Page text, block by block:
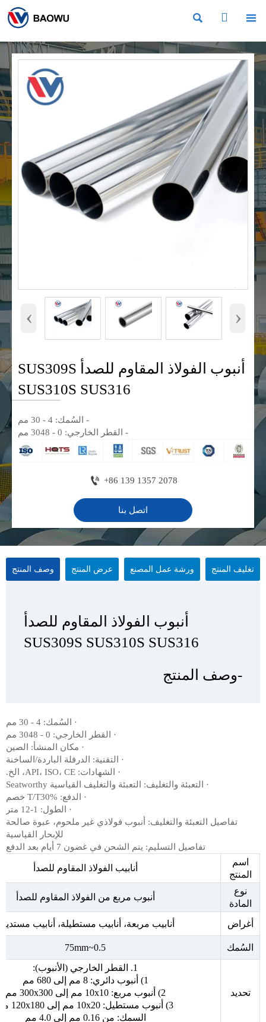
  
‹ ›
أنبوب الفولاذ المقاوم للصدأ SUS309S
SUS310S SUS316
- السُمك: 4 - 30 مم
- القطر الخارجي: 0 - 3048 مم
 +86 139 1357 2078
اتصل بنا
وصف المنتج عرض المنتج ورشة عمل المصنع تغليف المنتج
أنبوب الفولاذ المقاوم للصدأ
SUS309S SUS310S SUS316
-وصف المنتج
· السُمك: 4 - 30 مم
· القطر الخارجي: 0 - 3048 مم
· مكان المنشأ: الصين
· التقنية: الدرفلة الباردة/الساخنة
· الشهادات: API، ISO، CE، الخ.
· التعبئة والتغليف: التعبئة والتغليف القياسية Seatworthy
· الدفع: T/T30% خصم
· الطول: 1-12 متر
تفاصيل التعبئة والتغليف: أنبوب فولاذي غير ملحوم، عبوة صالحة
للإبحار القياسية
تفاصيل التسليم: يتم الشحن في غضون 7 أيام بعد الدفع
اسم
المنتج
أنابيب الفولاذ المقاوم للصدأ
نوع
المادة
أنبوب مربع من الفولاذ المقاوم للصدأ
أغراض أنابيب مربعة، أنابيب مستطيلة، أنابيب
السُمك 0.5~75mm
تحديد
1. القطر الخارجي (الأنبوب):
1) أنبوب دائري: 8 مم إلى 680 مم
2) أنبوب مربع: 10x10 مم إلى 300x300 مم
3) أنبوب مستطيل: 10x20 مم إلى 120x180 مم
السمك: من 0.16 مم إلى 4.0 مم
أنبوب الفولاذ المقاوم للصدأ
SUS309S SUS310S SUS316
-عرض المنتج
أنبوب الفولاذ المقاوم للصدأ
SUS309S SUS310S SUS316
- ورشة عمل المصنع
أنبوب الفولاذ المقاوم للصدأ
SUS309S SUS310S SUS316
-تغليف المنتج